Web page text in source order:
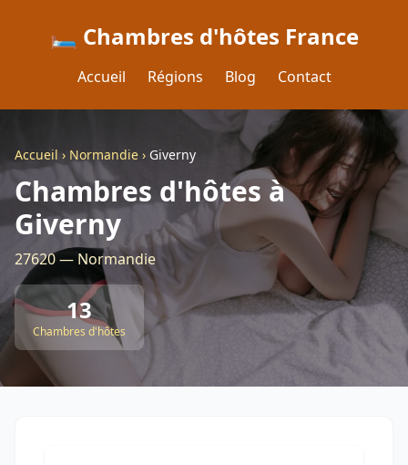
🛏️ Chambres d'hôtes France
Accueil Régions Blog Contact
Accueil › Normandie › Giverny
Chambres d'hôtes à
Giverny
27620 — Normandie
13
Chambres d'hôtes